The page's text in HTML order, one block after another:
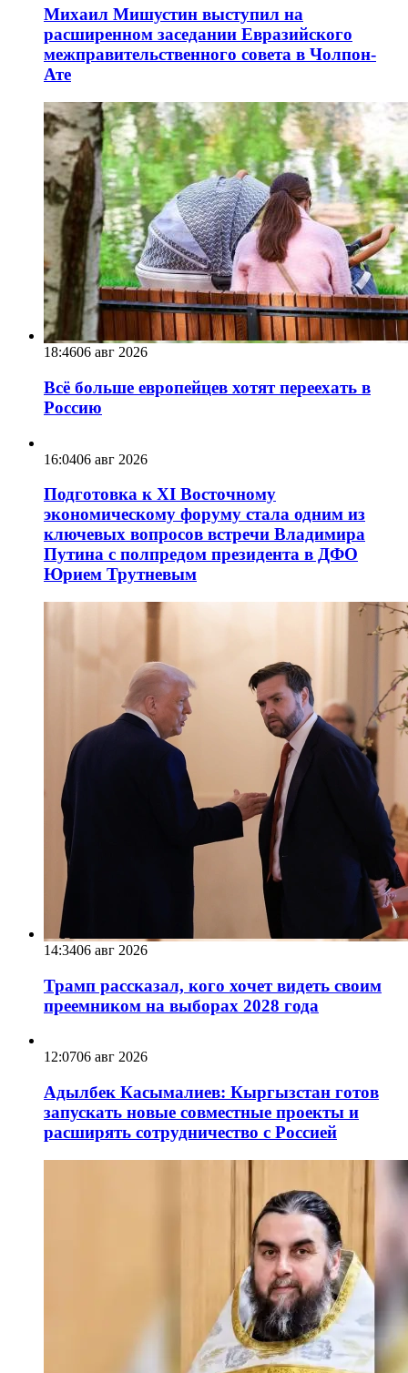
Михаил Мишустин выступил на
расширенном заседании Евразийского
межправительственного совета в Чолпон-
Ате
18:4606 авг 2026
Всё больше европейцев хотят переехать в
Россию
16:0406 авг 2026
Подготовка к XI Восточному
экономическому форуму стала одним из
ключевых вопросов встречи Владимира
Путина с полпредом президента в ДФО
Юрием Трутневым
14:3406 авг 2026
Трамп рассказал, кого хочет видеть своим
преемником на выборах 2028 года
12:0706 авг 2026
Адылбек Касымалиев: Кыргызстан готов
запускать новые совместные проекты и
расширять сотрудничество с Россией